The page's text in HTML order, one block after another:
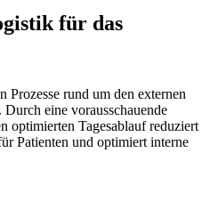
für das
rund um den externen
eine vorausschauende
optimierten Tagesablauf reduziert
Patienten und optimiert interne